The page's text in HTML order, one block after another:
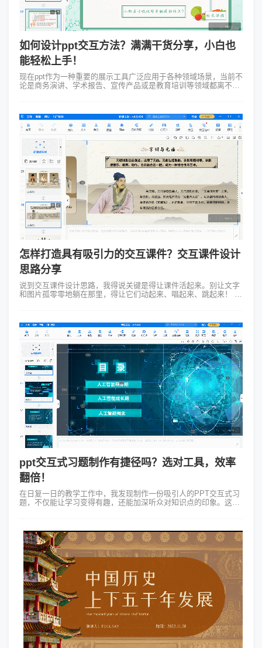
如何设计ppt交互方法？满满干货分享，小白也
能轻松上手！
现在ppt作为一种重要的展示工具广泛应用于各种领域场景，当前不
论是商务演讲、学术报告、宣传产品或是教育培训等领域都离不开
怎样打造具有吸引力的交互课件？交互课件设计
思路分享
说到交互课件设计思路，我得说关键是得让课件活起来。别让文字
和图片孤零零地躺在那里，得让它们动起来、唱起来、跳起来！ 比
ppt交互式习题制作有捷径吗？选对工具，效率
翻倍！
在日复一日的教学工作中，我发现制作一份吸引人的PPT交互式习
题，不仅能让学习变得有趣，还能加深听众对知识点的印象。这次